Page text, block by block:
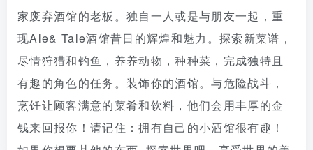
家废弃酒馆的老板。独自一人或是与朋友一起，重
现Ale& Tale酒馆昔日的辉煌和魅力。探索新菜谱，
尽情狩猎和钓鱼，养养动物，种种菜，完成独特且
有趣的角色的任务。装饰你的酒馆。与危险战斗，
烹饪让顾客满意的菜肴和饮料，他们会用丰厚的金
钱来回报你！请记住：拥有自己的小酒馆很有趣！